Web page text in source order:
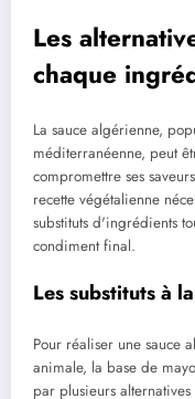
Les
chaque
La sauce algérienne,
méditerranéenne, peut
compromettre ses
recette végétalienne
substituts d'ingrédients
condiment final.
Les substituts à
Pour réaliser une sauce
animale, la base de
par plusieurs